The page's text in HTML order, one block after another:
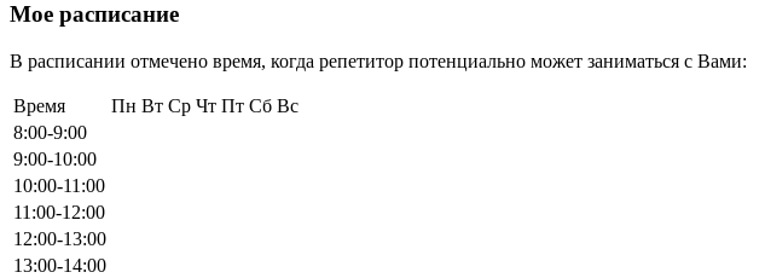
Мое расписание
В расписании отмечено время, когда репетитор потенциально может заниматься с Вами:
Время Пн Вт Ср Чт Пт Сб Вс
8:00-9:00
9:00-10:00
10:00-11:00
11:00-12:00
12:00-13:00
13:00-14:00